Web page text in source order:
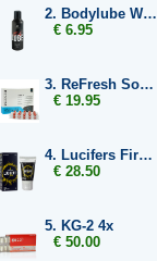
2. Bodylube Water Based 100ml
€ 6.95
3. ReFresh Sober Up
€ 19.95
4. Lucifers Fire Pussy Tightening Gel
€ 28.50
5. KG-2 4x
€ 50.00